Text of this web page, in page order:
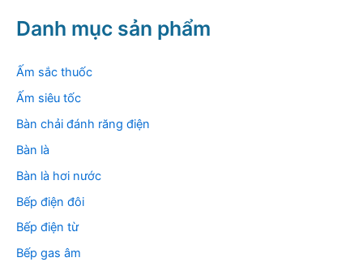
k
i
m
Danh mục sản phẩm
Ấm sắc thuốc
Ấm siêu tốc
Bàn chải đánh răng điện
Bàn là
Bàn là hơi nước
Bếp điện đôi
Bếp điện từ
Bếp gas âm